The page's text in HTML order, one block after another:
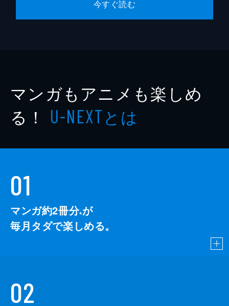
今すぐ読む
マンガもアニメも楽しめ
る！ U-NEXTとは
01
マンガ約2冊分※が
毎月タダで楽しめる。
02